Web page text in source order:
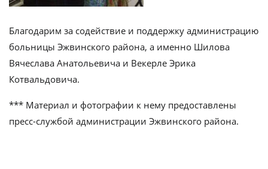
Благодарим за содействие и поддержку администрацию
больницы Эжвинского района, а именно Шилова
Вячеслава Анатольевича и Векерле Эрика
Котвальдовича.
*** Материал и фотографии к нему предоставлены
пресс-службой администрации Эжвинского района.